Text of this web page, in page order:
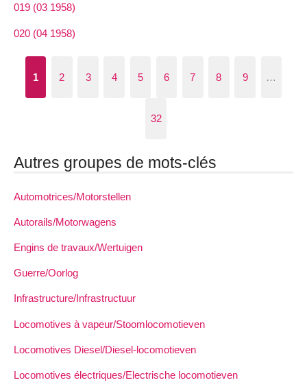
019 (03 1958)
020 (04 1958)
1 2 3 4 5 6 7 8 9 …
32
Autres groupes de mots-clés
Automotrices/Motorstellen
Autorails/Motorwagens
Engins de travaux/Wertuigen
Guerre/Oorlog
Infrastructure/Infrastructuur
Locomotives à vapeur/Stoomlocomotieven
Locomotives Diesel/Diesel-locomotieven
Locomotives électriques/Electrische locomotieven